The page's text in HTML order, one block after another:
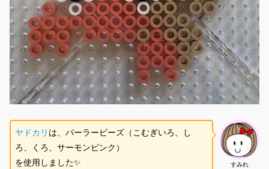
すみれ
ヤドカリ は、パーラービーズ（こむぎいろ、し
ろ、くろ、サーモンピンク）
を使用しました✨